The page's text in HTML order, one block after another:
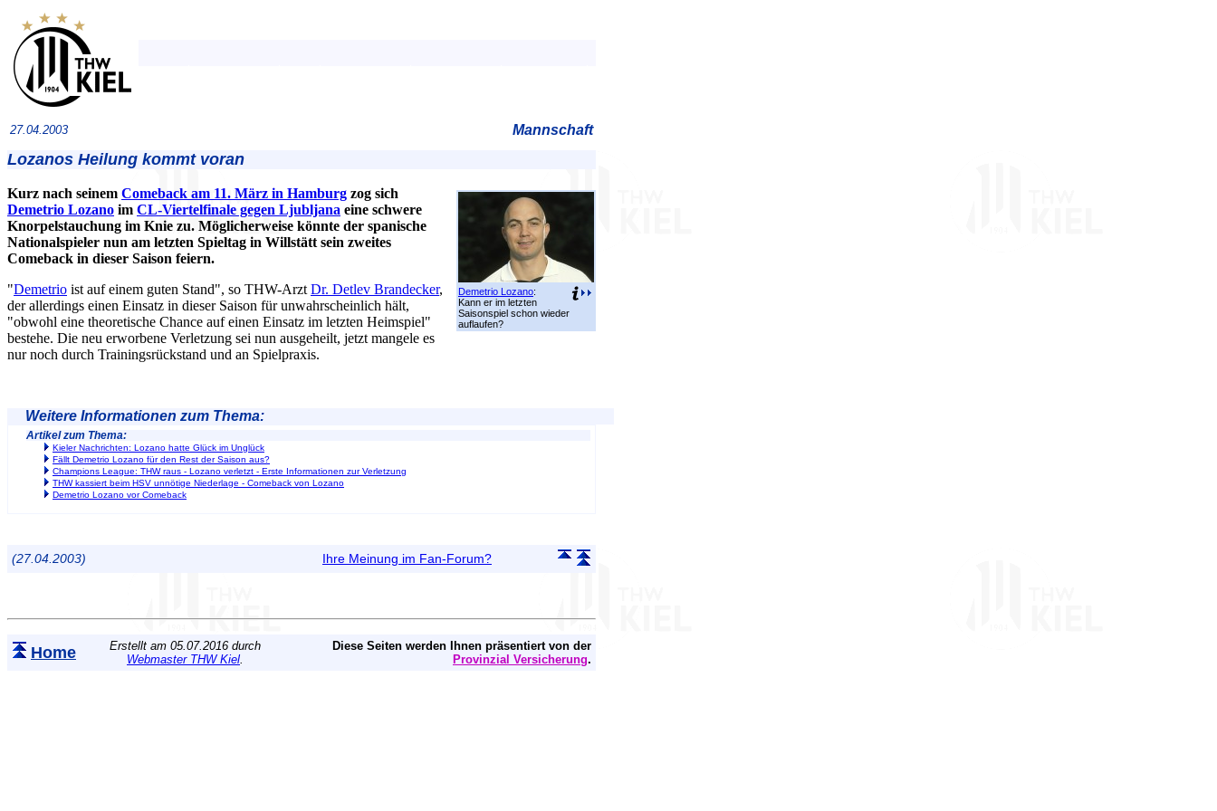
27.04.2003 Mannschaft
Lozanos Heilung kommt voran
Demetrio Lozano:
Kann er im letzten
Saisonspiel schon wieder
auflaufen?
Kurz nach seinem Comeback am 11. März in Hamburg zog sich
Demetrio Lozano im CL-Viertelfinale gegen Ljubljana eine schwere
Knorpelstauchung im Knie zu. Möglicherweise könnte der spanische
Nationalspieler nun am letzten Spieltag in Willstätt sein zweites
Comeback in dieser Saison feiern.
"Demetrio ist auf einem guten Stand", so THW-Arzt Dr. Detlev Brandecker,
der allerdings einen Einsatz in dieser Saison für unwahrscheinlich hält,
"obwohl eine theoretische Chance auf einen Einsatz im letzten Heimspiel"
bestehe. Die neu erworbene Verletzung sei nun ausgeheilt, jetzt mangele es
nur noch durch Trainingsrückstand und an Spielpraxis.
Weitere Informationen zum Thema:
Artikel zum Thema:
Kieler Nachrichten: Lozano hatte Glück im Unglück
Fällt Demetrio Lozano für den Rest der Saison aus?
Champions League: THW raus - Lozano verletzt - Erste Informationen zur Verletzung
THW kassiert beim HSV unnötige Niederlage - Comeback von Lozano
Demetrio Lozano vor Comeback
(27.04.2003) Ihre Meinung im Fan-Forum?
Home
Erstellt am 05.07.2016 durch
Webmaster THW Kiel.
Diese Seiten werden Ihnen präsentiert von der
Provinzial Versicherung.